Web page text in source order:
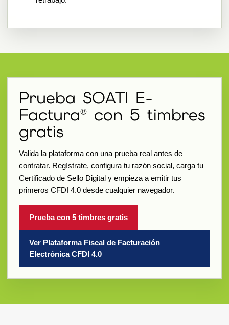
Prueba SOATI E-
Factura® con 5 timbres
gratis
Valida la plataforma con una prueba real antes de
contratar. Regístrate, configura tu razón social, carga tu
Certificado de Sello Digital y empieza a emitir tus
primeros CFDI 4.0 desde cualquier navegador.
Prueba con 5 timbres gratis
Ver Plataforma Fiscal de Facturación
Electrónica CFDI 4.0